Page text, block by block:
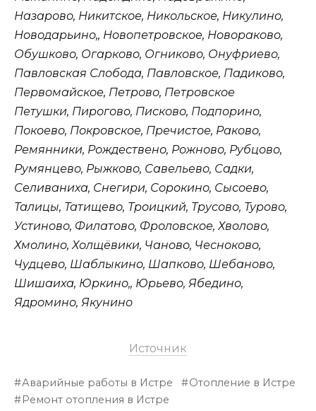
Назарово, Никитское, Никольское, Никулино,
Новодарьино,, Новопетровское, Новораково,
Обушково, Огарково, Огниково, Онуфриево,
Павловская Слобода, Павловское, Падиково,
Первомайское, Петрово, Петровское
Петушки, Пирогово, Писково, Подпорино,
Покоево, Покровское, Пречистое, Раково,
Ремянники, Рождествено, Рожново, Рубцово,
Румянцево, Рыжково, Савельево, Садки,
Селиваниха, Снегири, Сорокино, Сысоево,
Талицы, Татищево, Троицкий, Трусово, Турово,
Устиново, Филатово, Фроловское, Хволово,
Хмолино, Холщёвики, Чаново, Чесноково,
Чудцево, Шаблыкино, Шапково, Шебаново,
Шишаиха, Юркино,, Юрьево, Ябедино,
Ядромино, Якунино
Источник
Аварийные работы в Истре
Отопление в Истре
Ремонт отопления в Истре